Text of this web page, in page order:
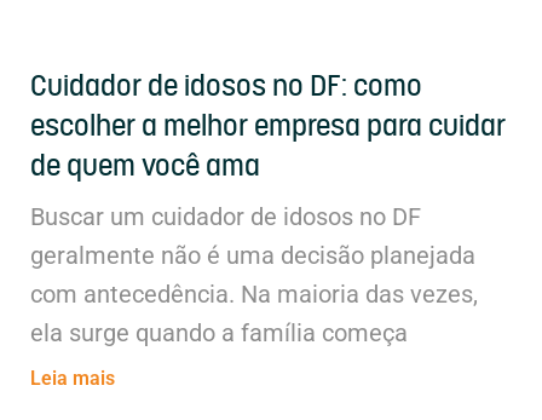
Cuidador de idosos no DF: como
escolher a melhor empresa para cuidar
de quem você ama
Buscar um cuidador de idosos no DF
geralmente não é uma decisão planejada
com antecedência. Na maioria das vezes,
ela surge quando a família começa
Leia mais